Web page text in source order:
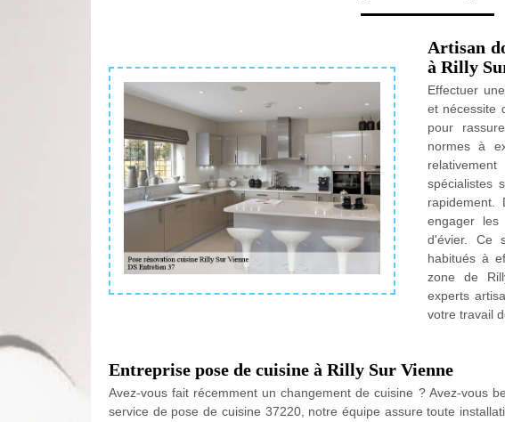
Artisan
à Rilly
Effectuer
et nécessite
pour
normes à
spécialistes
rapidement.
engager
d'évier. Ce
habitués à
zone de
experts
votre travail
Entreprise pose de cuisine à Rilly Sur Vienne
Avez-vous fait récemment un changement de cuisine ? Avez-vous
service de pose de cuisine 37220, notre équipe assure toute